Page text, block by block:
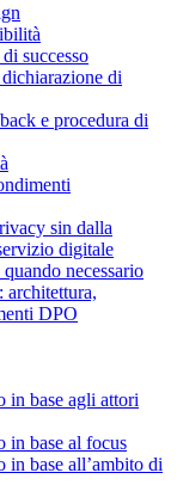
successo
di
e procedura di
sin dalla
digitale
necessario
architettura,
DPO
in base agli attori
in base al focus
base all’ambito di